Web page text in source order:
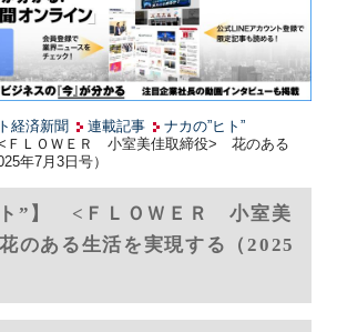
経済新聞 連載記事
ナカの”ヒト”
<ＦＬＯＷＥＲ 小室美佳取締役> 花のある
年7月3日号）
ト”】 <ＦＬＯＷＥＲ 小室美
のある生活を実現する（2025